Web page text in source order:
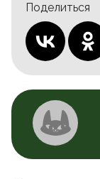
Поделиться